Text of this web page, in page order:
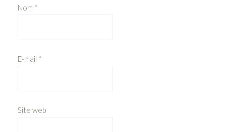
Nom *
E-mail *
Site web